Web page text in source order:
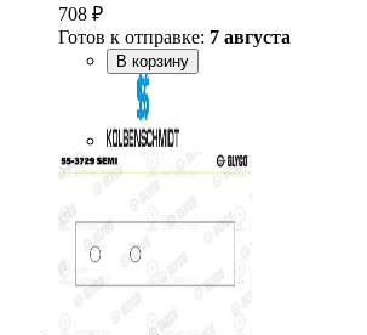
708 ₽
Готов к отправке: 7 августа
В корзину